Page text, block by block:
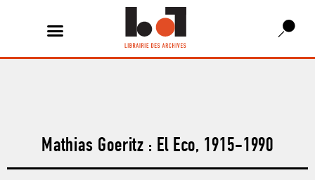
Mathias Goeritz : El Eco, 1915-1990